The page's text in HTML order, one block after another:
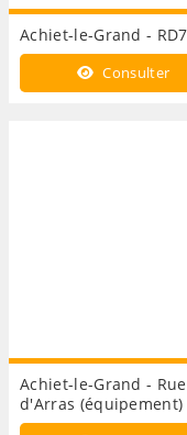
Achiet-le-Grand - RD7
Consulter
Achiet-le-Grand - Rue
d'Arras (équipement)